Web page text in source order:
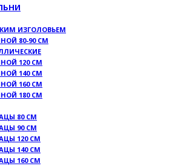
ИЗГОЛОВЬЕМ
80-90 СМ
120 СМ
140 СМ
160 СМ
180 СМ
80 СМ
90 СМ
120 СМ
140 СМ
160 СМ